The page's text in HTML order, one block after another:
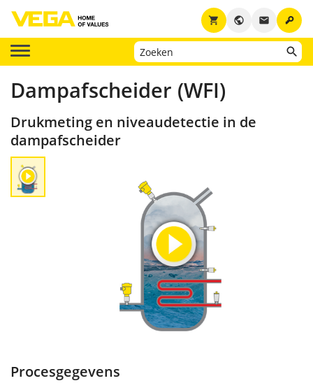
key
email
public
shopping_cart
Dampafscheider (WFI)
Drukmeting en niveaudetectie in de
dampafscheider
Procesgegevens